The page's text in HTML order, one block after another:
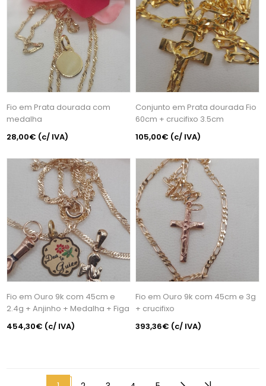
Fio em Prata dourada com
medalha
28,00€ (c/ IVA)
Conjunto em Prata dourada Fio
60cm + crucifixo 3.5cm
105,00€ (c/ IVA)
Fio em Ouro 9k com 45cm e
2.4g + Anjinho + Medalha + Figa
454,30€ (c/ IVA)
Fio em Ouro 9k com 45cm e 3g
+ crucifixo
393,36€ (c/ IVA)